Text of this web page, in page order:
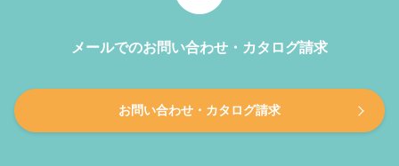
メールでのお問い合わせ・カタログ請求
お問い合わせ・カタログ請求